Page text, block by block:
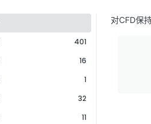
401
16
1
32
11
对CFD保